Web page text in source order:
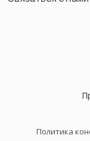
Политика